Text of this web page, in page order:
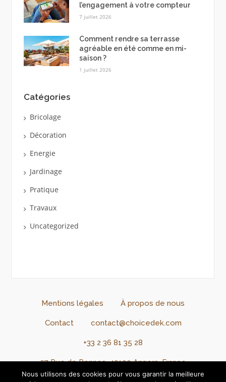
l’engagement à votre compteur
7 juillet 2026
Comment rendre sa terrasse
agréable en été comme en mi-
saison ?
1 juillet 2026
Catégories
Bricolage
Décoration
Energie
Jardinage
Pratique
Travaux
Uncategorized
Mentions légales À propos de nous
Contact contact@choicedek.com
+33 2 36 81 35 28
57 Rue de Rennes, 49100 Angers, France
Nous utilisons des cookies pour vous garantir la meilleure